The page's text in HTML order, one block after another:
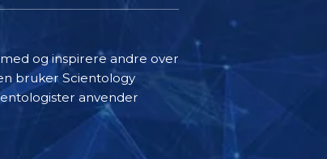
og inspirere andre over
bruker Scientology
anvender